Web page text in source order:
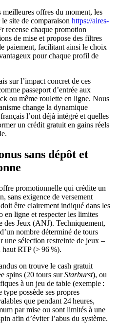
offres du moment, les
site de comparaison https://aires-
recense chaque promotion
de mise et propose des filtres
paiement, facilitant ainsi le choix
pour chaque profil de
sur l’impact concret de ces
passeport d’entrée aux
ou même roulette en ligne. Nous
change la dynamique
l’ont déjà intégré et quelles
un crédit gratuit en gains réels
sans dépôt et
promotionnelle qui crédite un
sans exigence de versement
être clairement indiqué dans les
en ligne et respecter les limites
des Jeux (ANJ). Techniquement,
nombre déterminé de tours
une sélection restreinte de jeux –
haut RTP (> 96 %).
on trouve le cash gratuit
spins (20 tours surStarburst), ou
à un jeu de table (exemple :
possède ses propres
que pendant 24 heures,
par mise ou sont limités à une
afin d’éviter l’abus du système.